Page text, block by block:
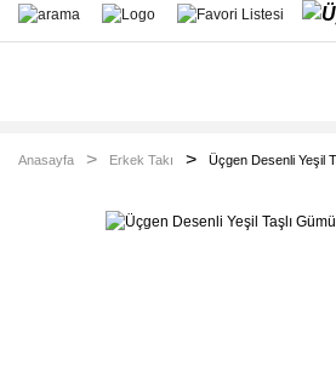
Anasayfa Erkek Takı Üçgen Desenli Yeşil